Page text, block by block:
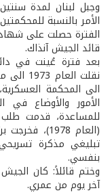
وجبل لبنان لمدة
الأمر بالنسبة
الفترة حصلت على
قائد الجيش آنذاك.
بعد فترة عُينت في
نقلت
الى المحكمة
الأمور والأوضاع
للمساعدة، قدمت
(العام
تبليغي مذكرة
بنفسي.
وختم قائلاً: كان
آخر يوم من عمري.